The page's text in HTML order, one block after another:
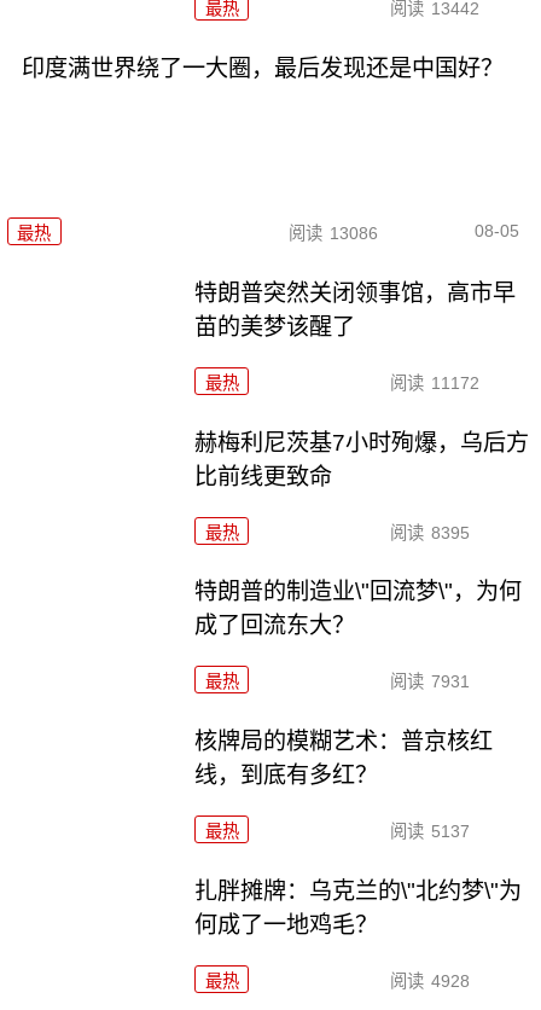
最热 阅读 13442
印度满世界绕了一大圈，最后发现还是中国好？
最热 阅读 13086 08-05
特朗普突然关闭领事馆，高市早
苗的美梦该醒了
最热 阅读 11172
赫梅利尼茨基7小时殉爆，乌后方
比前线更致命
最热 阅读 8395
特朗普的制造业\"回流梦\"，为何
成了回流东大？
最热 阅读 7931
核牌局的模糊艺术：普京核红
线，到底有多红？
最热 阅读 5137
扎胖摊牌：乌克兰的\"北约梦\"为
何成了一地鸡毛？
最热 阅读 4928